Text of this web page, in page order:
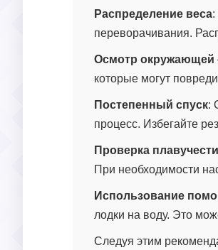
Распределение веса:
переворачивания.
Осмотр окружающей
которые могут
Постепенный спуск:
процесс. Избегайте
Проверка плавучести
При необходимости
Использование
лодки на воду. Это
Следуя этим